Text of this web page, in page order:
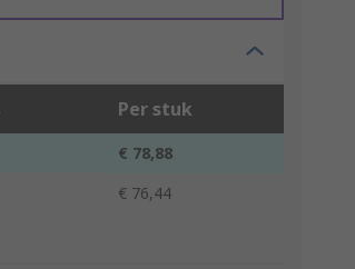
Per stuk
€ 78,88
€ 76,44